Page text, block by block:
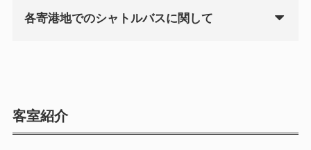
各寄港地でのシャトルバスに関して
客室紹介